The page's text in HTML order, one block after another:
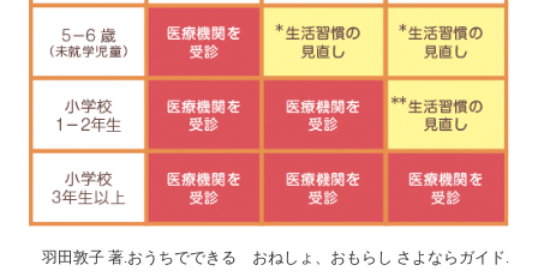
羽田敦子 著.おうちでできる おねしょ、おもらし さよならガイド.